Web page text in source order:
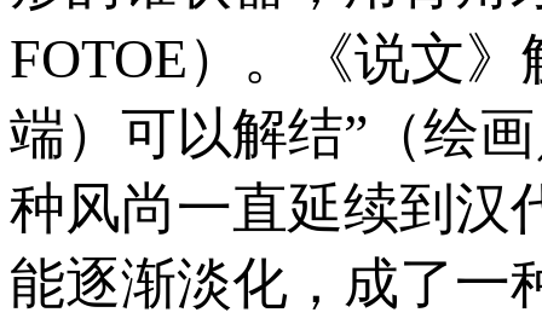
FOTOE）。《说文
端）可以解结”（绘
种风尚一直延续到汉
能逐渐淡化，成了一